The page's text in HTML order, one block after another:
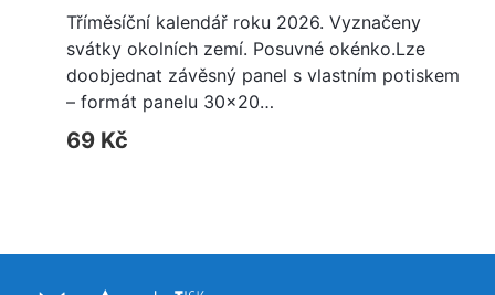
Tříměsíční kalendář roku 2026. Vyznačeny
svátky okolních zemí. Posuvné okénko.Lze
doobjednat závěsný panel s vlastním potiskem
– formát panelu 30×20…
69 Kč